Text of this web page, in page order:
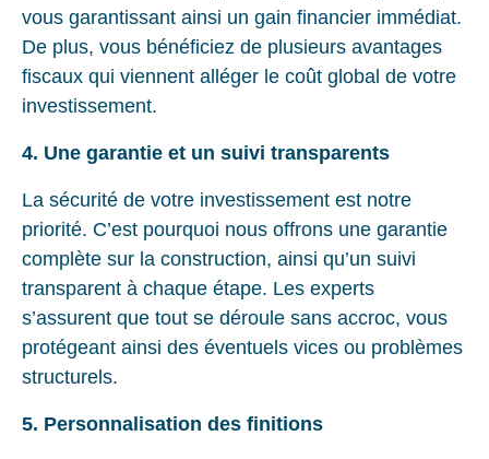
vous garantissant ainsi un gain financier immédiat.
De plus, vous bénéficiez de plusieurs avantages
fiscaux qui viennent alléger le coût global de votre
investissement.
4. Une garantie et un suivi transparents
La sécurité de votre investissement est notre
priorité. C’est pourquoi nous offrons une garantie
complète sur la construction, ainsi qu’un suivi
transparent à chaque étape. Les experts
s’assurent que tout se déroule sans accroc, vous
protégeant ainsi des éventuels vices ou problèmes
structurels.
5. Personnalisation des finitions